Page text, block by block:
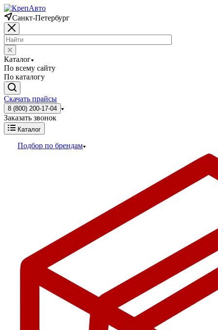
Санкт-Петербург
Каталог
По всему сайту
По каталогу
Скачать прайсы
8 (800) 200-17-04
Заказать звонок
Каталог
Подбор по брендам